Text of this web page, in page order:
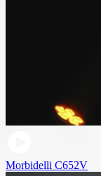
Morbidelli C652V